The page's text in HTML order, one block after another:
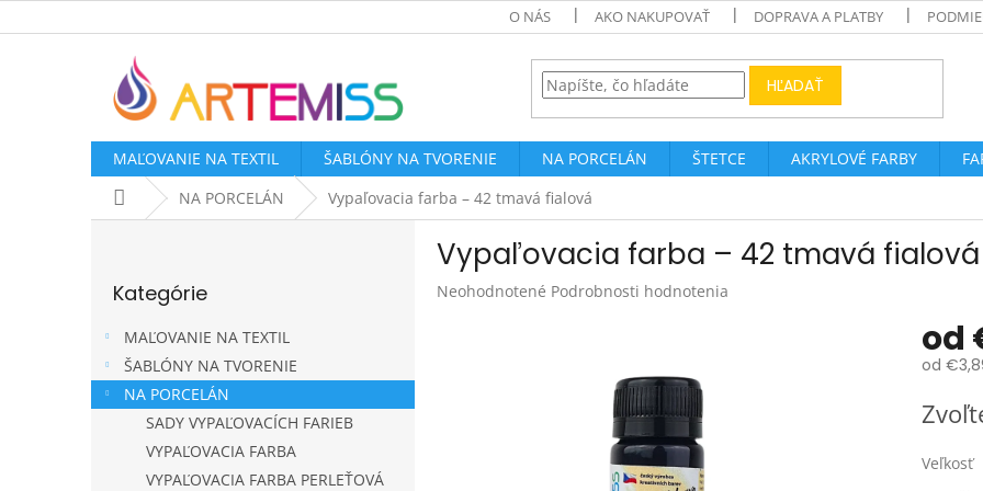
na
O NÁS AKO NAKUPOVAŤ DOPRAVA A PLATBY
HĽADAŤ
MAĽOVANIE NA TEXTIL ŠABLÓNY NA TVORENIE NA PORCELÁN ŠTETCE AKRYLOVÉ FARBY
DomovNA PORCELÁN Vypaľovacia farba – 42 tmavá fialová
a
kategórie
Kategórie
MAĽOVANIE NA TEXTIL
ŠABLÓNY NA TVORENIE
NA PORCELÁN
SADY VYPAĽOVACÍCH FARIEB
VYPAĽOVACIA FARBA
VYPAĽOVACIA FARBA PERLEŤOVÁ
Vypaľovacia farba – 42 tmavá fialová
Priemerné
Neohodnotené Podrobnosti hodnotenia
od
od
cena:
Veľkosť